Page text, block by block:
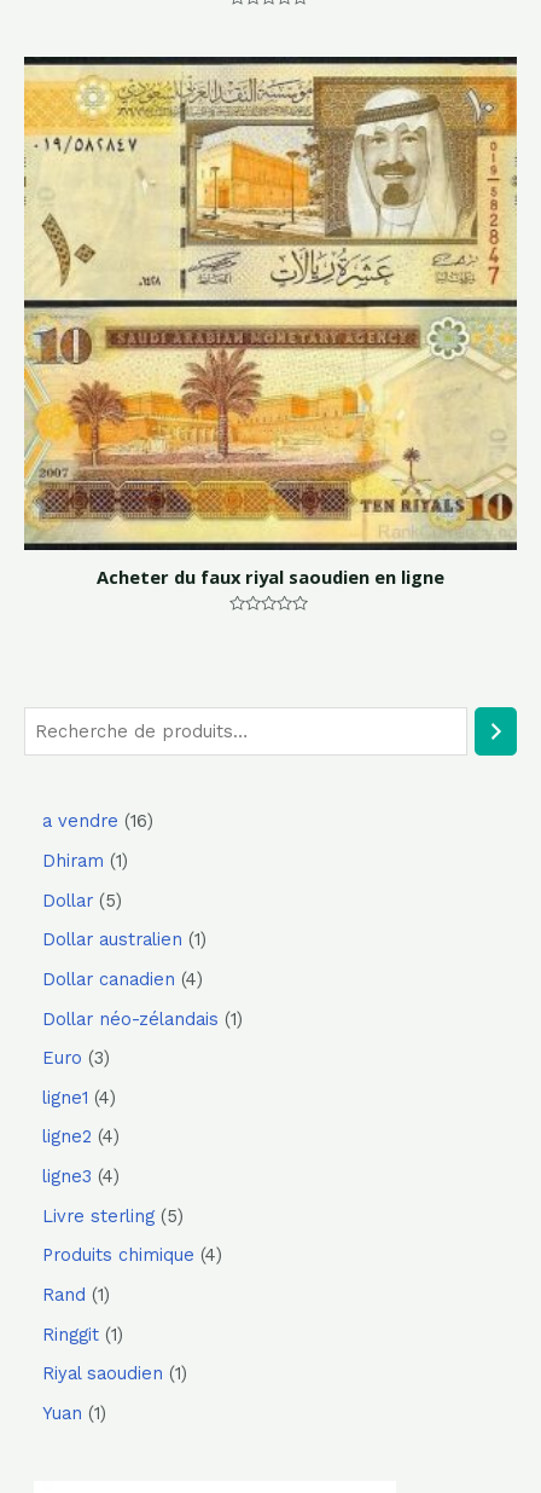
a vendre
16
Dhiram
1
Dollar
5
Dollar australien
1
Dollar canadien 4
Dollar néo-zélandais
1
Euro
3
ligne1 4
ligne2 4
ligne3 4
Livre sterling
5
Produits chimique 4
Rand
1
Ringgit 1
Riyal saoudien
1
Yuan
1
5
Acheter du faux riyal saoudien en ligne